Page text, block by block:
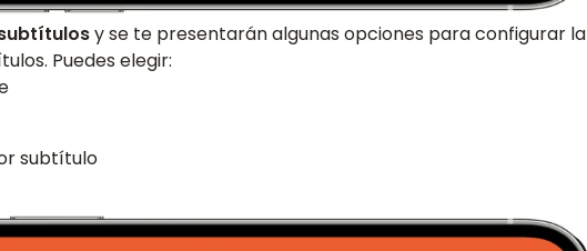
y se te presentarán algunas opciones para configurar la
Puedes elegir:
subtítulo